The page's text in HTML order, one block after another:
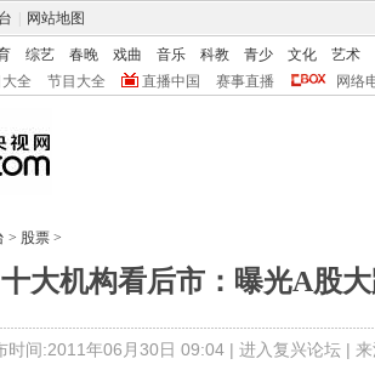
网站地图
综艺 春晚 戏曲 音乐 科教 青少 文化
艺术
全 节目大全 直播中国 赛事直播 网络
> 股票 >
十大机构看后市：曝光A股
时间:2011年06月30日 09:04 | 进入复兴论坛| 来